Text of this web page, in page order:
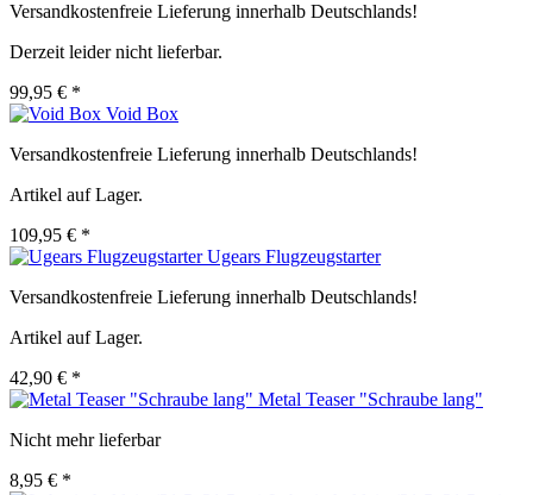
Versandkostenfreie Lieferung innerhalb Deutschlands!
Derzeit leider nicht lieferbar.
99,95 € *
Void Box
Versandkostenfreie Lieferung innerhalb Deutschlands!
Artikel auf Lager.
109,95 € *
Ugears Flugzeugstarter
Versandkostenfreie Lieferung innerhalb Deutschlands!
Artikel auf Lager.
42,90 € *
Metal Teaser "Schraube lang"
Nicht mehr lieferbar
8,95 € *